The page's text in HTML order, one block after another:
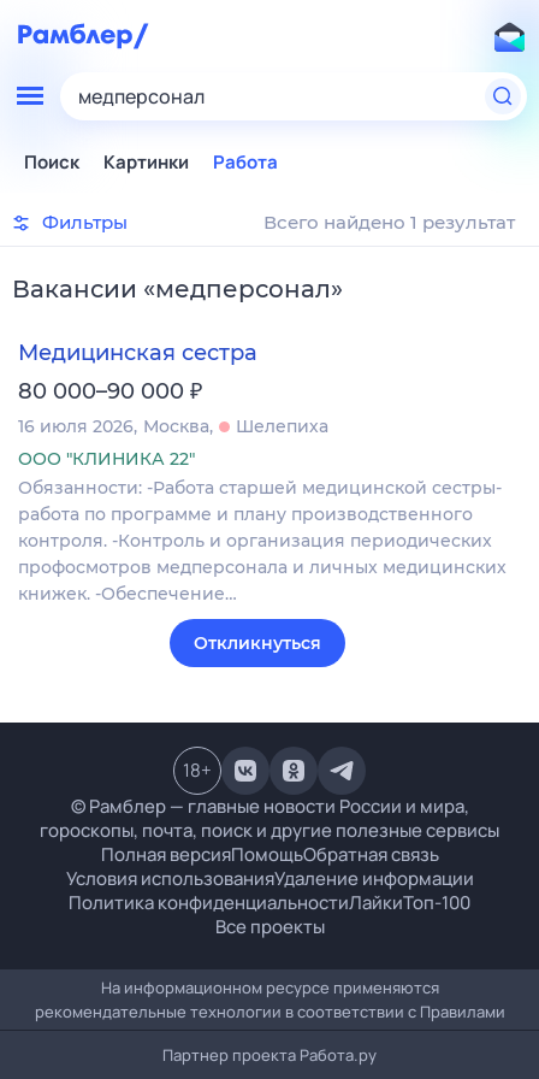
медперсонал
Поиск Картинки Работа
Фильтры Всего найдено 1 результат
Вакансии «медперсонал»
Медицинская сестра
80 000–90 000 ₽
16 июля 2026 Москва
Шелепиха
ООО "КЛИНИКА 22"
Обязанности: -Работа старшей медицинской сестры-
работа по программе и плану производственного
контроля. -Контроль и организация периодических
профосмотров медперсонала и личных медицинских
книжек. -Обеспечение…
Откликнуться
© Рамблер — главные новости России и мира,
гороскопы, почта, поиск и другие полезные сервисы
Полная версияПомощьОбратная связь
Условия использованияУдаление информации
Политика конфиденциальностиЛайкиТоп-100
Все проекты
18+
На информационном ресурсе применяются
рекомендательные технологии в соответствии с Правилами
Партнер проекта Работа.ру